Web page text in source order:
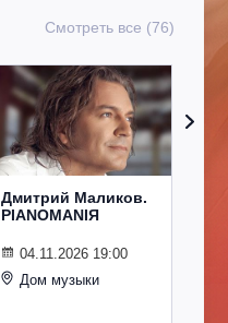
Смотреть все (76)
Дмитрий Маликов.
PIANOMANIЯ
04.11.2026 19:00
Дом музыки